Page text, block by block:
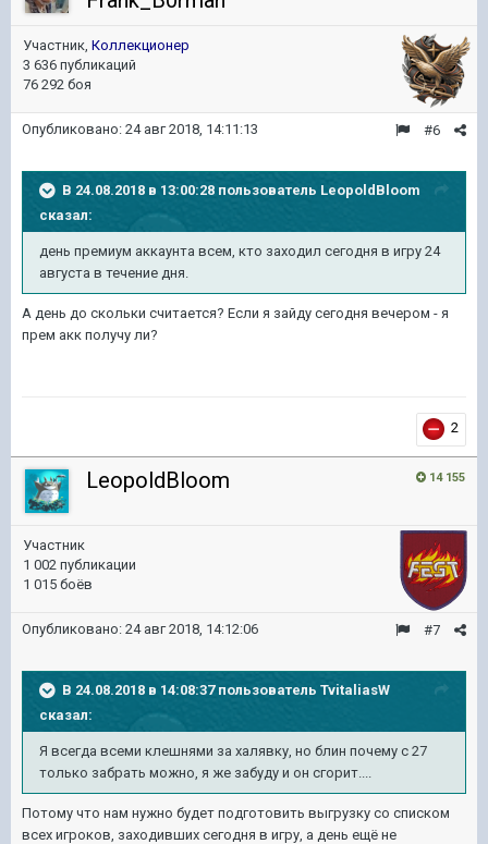
Участник, Коллекционер
3 636 публикаций
76 292 боя
#6
Опубликовано: 24 авг 2018, 14:11:13
В 24.08.2018 в 13:00:28 пользователь LeopoldBloom
сказал:
день премиум аккаунта всем, кто заходил сегодня в игру 24
августа в течение дня.
А день до скольки считается? Если я зайду сегодня вечером - я
прем акк получу ли?
2
14 155
LeopoldBloom
Участник
1 002 публикации
1 015 боёв
#7
Опубликовано: 24 авг 2018, 14:12:06
В 24.08.2018 в 14:08:37 пользователь TvitaliasW
сказал:
Я всегда всеми клешнями за халявку, но блин почему с 27
только забрать можно, я же забуду и он сгорит....
Потому что нам нужно будет подготовить выгрузку со списком
всех игроков, заходивших сегодня в игру, а день ещё не